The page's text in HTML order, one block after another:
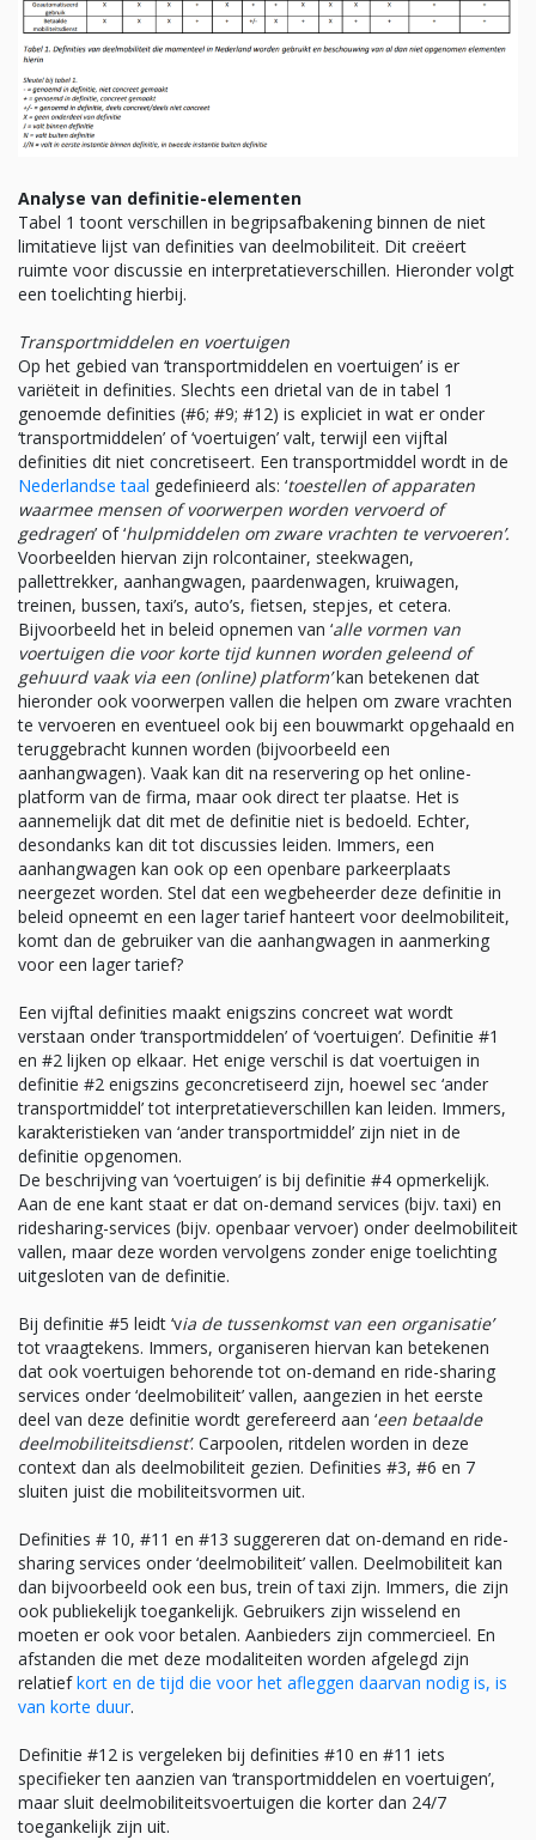
Analyse van definitie-elementen
Tabel 1 toont verschillen in begripsafbakening binnen de niet
limitatieve lijst van definities van deelmobiliteit. Dit creëert
ruimte voor discussie en interpretatieverschillen. Hieronder volgt
een toelichting hierbij.
Transportmiddelen en voertuigen
Op het gebied van ‘transportmiddelen en voertuigen’ is er
variëteit in definities. Slechts een drietal van de in tabel 1
genoemde definities (#6; #9; #12) is expliciet in wat er onder
‘transportmiddelen’ of ‘voertuigen’ valt, terwijl een vijftal
definities dit niet concretiseert. Een transportmiddel wordt in de
Nederlandse taal gedefinieerd als: ‘toestellen of apparaten
waarmee mensen of voorwerpen worden vervoerd of
gedragen’ of ‘hulpmiddelen om zware vrachten te vervoeren’.
Voorbeelden hiervan zijn rolcontainer, steekwagen,
pallettrekker, aanhangwagen, paardenwagen, kruiwagen,
treinen, bussen, taxi’s, auto’s, fietsen, stepjes, et cetera.
Bijvoorbeeld het in beleid opnemen van ‘alle vormen van
voertuigen die voor korte tijd kunnen worden geleend of
gehuurd vaak via een (online) platform’kan betekenen dat
hieronder ook voorwerpen vallen die helpen om zware vrachten
te vervoeren en eventueel ook bij een bouwmarkt opgehaald en
teruggebracht kunnen worden (bijvoorbeeld een
aanhangwagen). Vaak kan dit na reservering op het online-
platform van de firma, maar ook direct ter plaatse. Het is
aannemelijk dat dit met de definitie niet is bedoeld. Echter,
desondanks kan dit tot discussies leiden. Immers, een
aanhangwagen kan ook op een openbare parkeerplaats
neergezet worden. Stel dat een wegbeheerder deze definitie in
beleid opneemt en een lager tarief hanteert voor deelmobiliteit,
komt dan de gebruiker van die aanhangwagen in aanmerking
voor een lager tarief?
Een vijftal definities maakt enigszins concreet wat wordt
verstaan onder ‘transportmiddelen’ of ‘voertuigen’. Definitie #1
en #2 lijken op elkaar. Het enige verschil is dat voertuigen in
definitie #2 enigszins geconcretiseerd zijn, hoewel sec ‘ander
transportmiddel’ tot interpretatieverschillen kan leiden. Immers,
karakteristieken van ‘ander transportmiddel’ zijn niet in de
definitie opgenomen.
De beschrijving van ‘voertuigen’ is bij definitie #4 opmerkelijk.
Aan de ene kant staat er dat on-demand services (bijv. taxi) en
ridesharing-services (bijv. openbaar vervoer) onder deelmobiliteit
vallen, maar deze worden vervolgens zonder enige toelichting
uitgesloten van de definitie.
Bij definitie #5 leidt ‘via de tussenkomst van een organisatie’
tot vraagtekens. Immers, organiseren hiervan kan betekenen
dat ook voertuigen behorende tot on-demand en ride-sharing
services onder ‘deelmobiliteit’ vallen, aangezien in het eerste
deel van deze definitie wordt gerefereerd aan ‘een betaalde
deelmobiliteitsdienst’. Carpoolen, ritdelen worden in deze
context dan als deelmobiliteit gezien. Definities #3, #6 en 7
sluiten juist die mobiliteitsvormen uit.
Definities # 10, #11 en #13 suggereren dat on-demand en ride-
sharing services onder ‘deelmobiliteit’ vallen. Deelmobiliteit kan
dan bijvoorbeeld ook een bus, trein of taxi zijn. Immers, die zijn
ook publiekelijk toegankelijk. Gebruikers zijn wisselend en
moeten er ook voor betalen. Aanbieders zijn commercieel. En
afstanden die met deze modaliteiten worden afgelegd zijn
relatiefkort en de tijd die voor het afleggen daarvan nodig is, is
van korte duur.
Definitie #12 is vergeleken bij definities #10 en #11 iets
specifieker ten aanzien van ‘transportmiddelen en voertuigen’,
maar sluit deelmobiliteitsvoertuigen die korter dan 24/7
toegankelijk zijn uit.